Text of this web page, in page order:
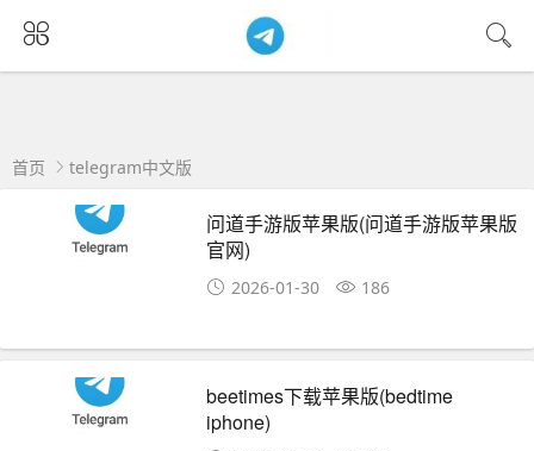
首页 telegram中文版
问道手游版苹果版(问道手游版苹果版
官网)
2026-01-30 186
beetimes下载苹果版(bedtime
iphone)